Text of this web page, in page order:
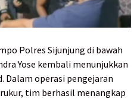
Polres Sijunjung di bawah
Yose kembali menunjukkan
Dalam operasi pengejaran
tim berhasil menangkap